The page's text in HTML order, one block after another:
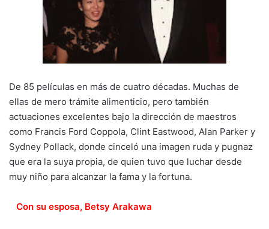
De 85 películas en más de cuatro décadas. Muchas de
ellas de mero trámite alimenticio, pero también
actuaciones excelentes bajo la dirección de maestros
como Francis Ford Coppola, Clint Eastwood, Alan Parker y
Sydney Pollack, donde cinceló una imagen ruda y pugnaz
que era la suya propia, de quien tuvo que luchar desde
muy niño para alcanzar la fama y la fortuna.
Con su esposa, Betsy Arakawa